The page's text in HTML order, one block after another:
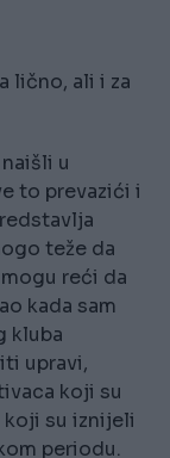
lično, ali i za
u
to prevazići i
teže da
reći da
kada sam
kluba
upravi,
koji su
koji su iznijeli
periodu.